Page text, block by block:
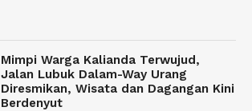
Mimpi Warga Kalianda Terwujud,
Jalan Lubuk Dalam-Way Urang
Diresmikan, Wisata dan Dagangan Kini
Berdenyut